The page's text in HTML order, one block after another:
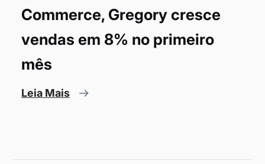
Commerce, Gregory cresce
vendas em 8% no primeiro
mês
Leia Mais